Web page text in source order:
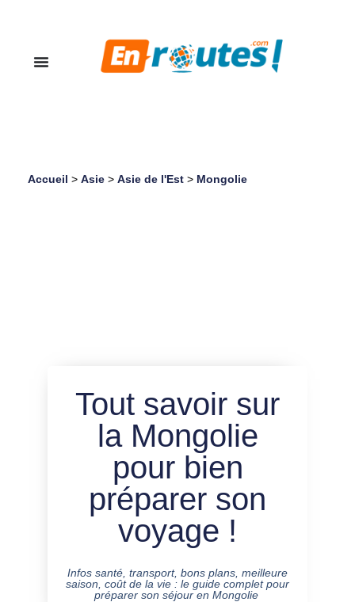
Accueil > Asie > Asie de l'Est > Mongolie
Tout savoir sur
la Mongolie
pour bien
préparer son
voyage !
Infos santé, transport, bons plans, meilleure
saison, coût de la vie : le guide complet pour
préparer son séjour en Mongolie